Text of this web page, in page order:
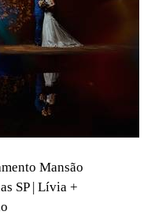
Mansão
SP | Lívia +